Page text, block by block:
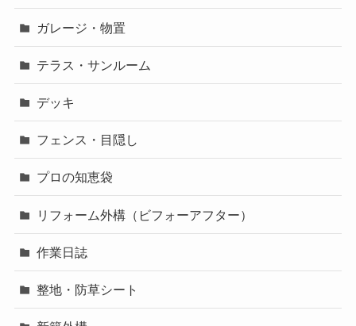
ガレージ・物置
テラス・サンルーム
デッキ
フェンス・目隠し
プロの知恵袋
リフォーム外構（ビフォーアフター）
作業日誌
整地・防草シート